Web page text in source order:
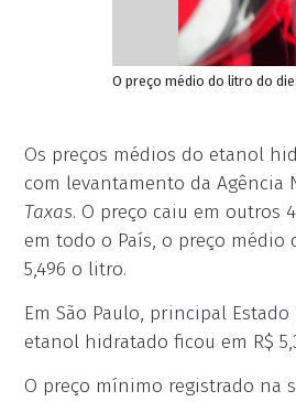
O preço médio do litro do
Os preços médios do etanol
com levantamento da Agência
Taxas. O preço caiu em outros
em todo o País, o preço médio
5,496 o litro.
Em São Paulo, principal
etanol hidratado ficou em R$
O preço mínimo registrado na